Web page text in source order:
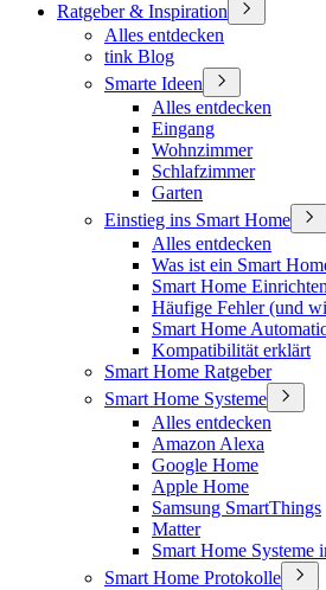
Ratgeber & Inspiration
Alles entdecken
tink Blog
Smarte Ideen
Alles entdecken
Eingang
Wohnzimmer
Schlafzimmer
Garten
Einstieg ins Smart Home
Alles entdecken
Was ist ein Smart
Smart Home
Häufige Fehler (und
Smart Home
Kompatibilität erklärt
Smart Home Ratgeber
Smart Home Systeme
Alles entdecken
Amazon Alexa
Google Home
Apple Home
Samsung SmartThings
Matter
Smart Home Systeme
Smart Home Protokolle